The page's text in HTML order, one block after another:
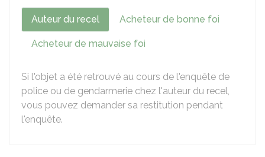
Auteur du recel Acheteur de bonne foi
Acheteur de mauvaise foi
Si l'objet a été retrouvé au cours de l'enquête de
police ou de gendarmerie chez l'auteur du recel,
vous pouvez demander sa restitution pendant
l'enquête.